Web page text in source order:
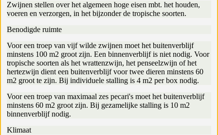
Zwijnen stellen over het algemeen hoge eisen mbt. het houden,
voeren en verzorgen, in het bijzonder de tropische soorten.
Benodigde ruimte
Voor een troep van vijf wilde zwijnen moet het buitenverblijf
minstens 100 m2 groot zijn. Een binnenverblijf is niet nodig. Voor
tropische soorten als het wrattenzwijn, het penseelzwijn of het
hertezwijn dient een buitenverblijf voor twee dieren minstens 60
m2 groot te zijn. Bij individuele stalling is 4 m2 per box nodig.
Voor een troep van maximaal zes pecari's moet het buitenverblijf
minstens 60 m2 groot zijn. Bij gezamelijke stalling is 10 m2
binnenverblijf nodig.
Klimaat